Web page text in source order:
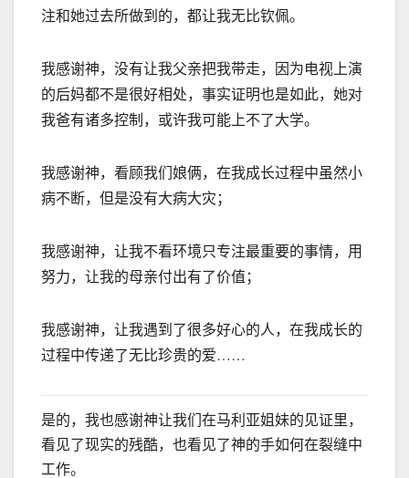
注和她过去所做到的，都让我无比钦佩。
我感谢神，没有让我父亲把我带走，因为电视上演
的后妈都不是很好相处，事实证明也是如此，她对
我爸有诸多控制，或许我可能上不了大学。
我感谢神，看顾我们娘俩，在我成长过程中虽然小
病不断，但是没有大病大灾；
我感谢神，让我不看环境只专注最重要的事情，用
努力，让我的母亲付出有了价值；
我感谢神，让我遇到了很多好心的人，在我成长的
过程中传递了无比珍贵的爱……
是的，我也感谢神让我们在马利亚姐妹的见证里，
看见了现实的残酷，也看见了神的手如何在裂缝中
工作。